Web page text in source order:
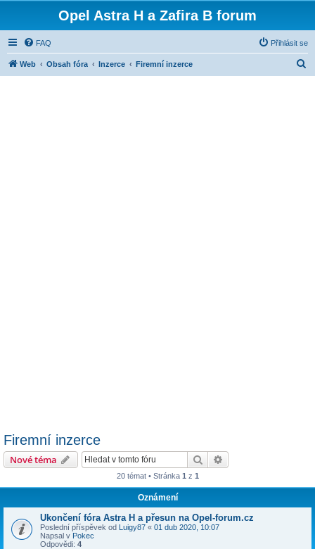
Opel Astra H a Zafira B forum
FAQ Přihlásit se
Web Obsah fóra Inzerce Firemní inzerce
Firemní inzerce
Nové téma Hledat
20 témat • Stránka 1 z 1
Oznámení
Ukončení fóra Astra H a přesun na Opel-forum.cz
Poslední příspěvek od Luigy87 « 01 dub 2020, 10:07
Napsal v Pokec
Odpovědi: 4